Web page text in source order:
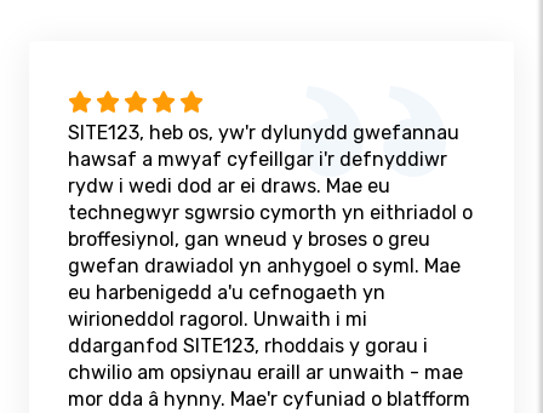
SITE123, heb os, yw'r dylunydd gwefannau
hawsaf a mwyaf cyfeillgar i'r defnyddiwr
rydw i wedi dod ar ei draws. Mae eu
technegwyr sgwrsio cymorth yn eithriadol o
broffesiynol, gan wneud y broses o greu
gwefan drawiadol yn anhygoel o syml. Mae
eu harbenigedd a'u cefnogaeth yn
wirioneddol ragorol. Unwaith i mi
ddarganfod SITE123, rhoddais y gorau i
chwilio am opsiynau eraill ar unwaith - mae
mor dda â hynny. Mae'r cyfuniad o blatfform